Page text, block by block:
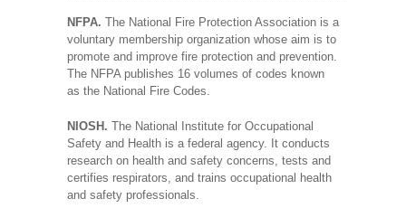
NFPA. The National Fire Protection Association is a
voluntary membership organization whose aim is to
promote and improve fire protection and prevention.
The NFPA publishes 16 volumes of codes known
as the National Fire Codes.
NIOSH. The National Institute for Occupational
Safety and Health is a federal agency. It conducts
research on health and safety concerns, tests and
certifies respirators, and trains occupational health
and safety professionals.